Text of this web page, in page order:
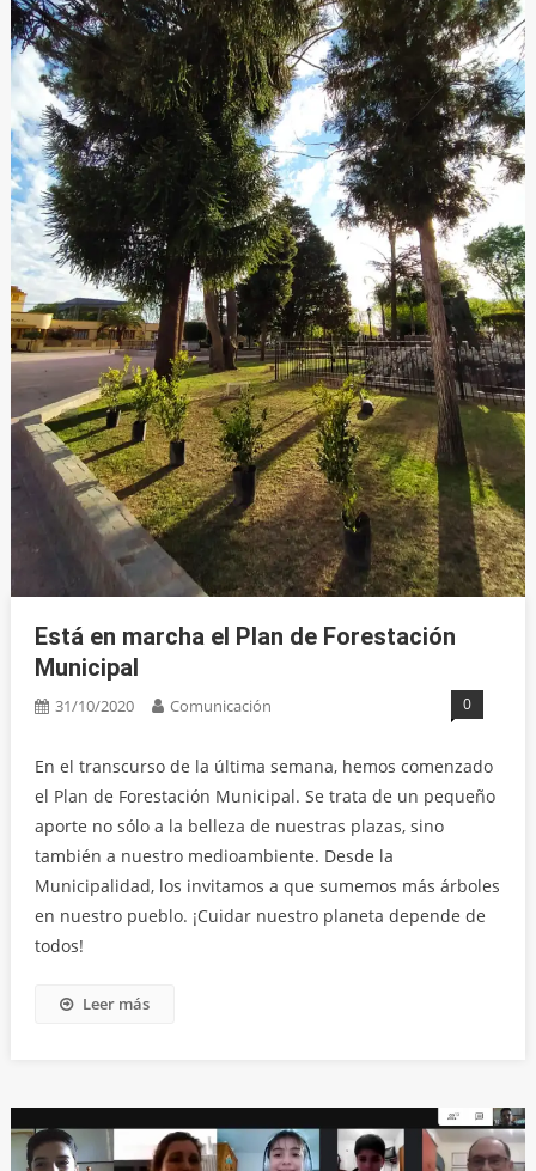
Está en marcha el Plan de Forestación
Municipal
31/10/2020 Comunicación 0
En el transcurso de la última semana, hemos comenzado
el Plan de Forestación Municipal. Se trata de un pequeño
aporte no sólo a la belleza de nuestras plazas, sino
también a nuestro medioambiente. Desde la
Municipalidad, los invitamos a que sumemos más árboles
en nuestro pueblo. ¡Cuidar nuestro planeta depende de
todos!
Leer más